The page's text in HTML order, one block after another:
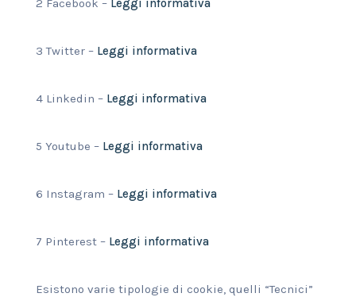
2 Facebook – Leggi informativa
3 Twitter – Leggi informativa
4 Linkedin – Leggi informativa
5 Youtube – Leggi informativa
6 Instagram – Leggi informativa
7 Pinterest – Leggi informativa
Esistono varie tipologie di cookie, quelli “Tecnici”